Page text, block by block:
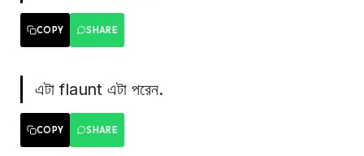
COPY SHARE
এটা flaunt এটা পরেন.
COPY SHARE